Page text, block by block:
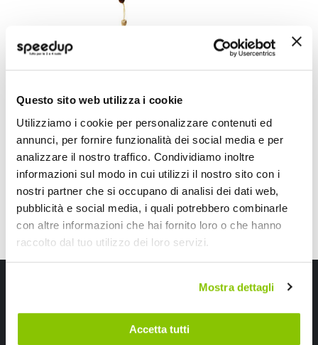
Questo sito web utilizza i cookie
Utilizziamo i cookie per personalizzare contenuti ed
annunci, per fornire funzionalità dei social media e per
analizzare il nostro traffico. Condividiamo inoltre
informazioni sul modo in cui utilizzi il nostro sito con i
nostri partner che si occupano di analisi dei dati web,
pubblicità e social media, i quali potrebbero combinarle
con altre informazioni che hai fornito loro o che hanno
raccolto dal tuo utilizzo dei loro servizi.
Mostra dettagli
Accetta tutti
CARLINEA
5,30 €
CONSEGNA IN 48H
Iscriviti alla newsletter Speedup
Ricevi subito uno sconto del 10% per il tuo primo acquisto online!